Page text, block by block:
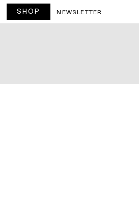
SHOP NEWSLETTER